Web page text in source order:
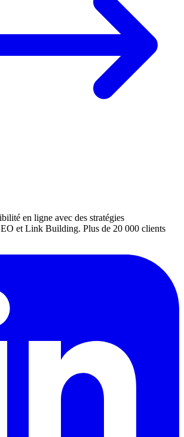
en ligne avec des stratégies
et Link Building. Plus de 20 000 clients